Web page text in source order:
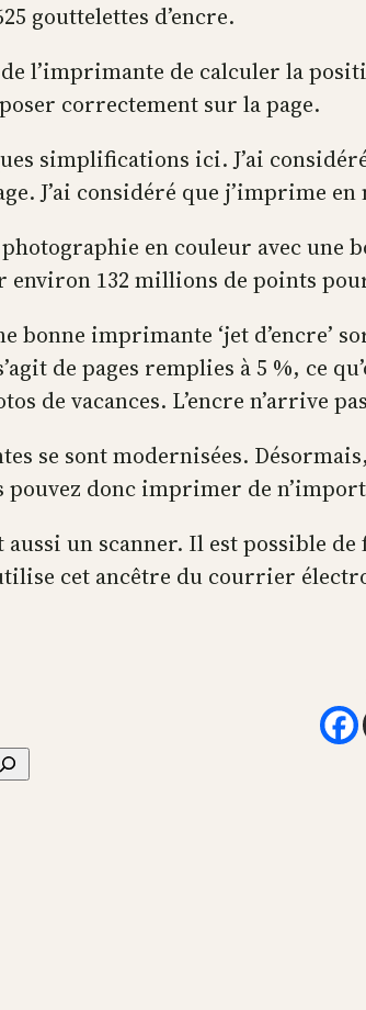
gouttelettes d’encre.
de l’imprimante de calculer la
correctement sur la page.
simplifications ici. J’ai
J’ai considéré que j’imprime
en couleur avec une
132 millions de points
bonne imprimante ‘jet d’encre’
de pages remplies à 5 %, ce
de vacances. L’encre n’arrive
se sont modernisées.
pouvez donc imprimer de
un scanner. Il est possible
cet ancêtre du courrier